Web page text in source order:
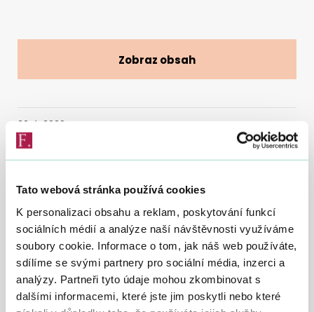
Tato webová stránka používá cookies
K personalizaci obsahu a reklam, poskytování funkcí
sociálních médií a analýze naší návštěvnosti využíváme
soubory cookie. Informace o tom, jak náš web používáte,
sdílíme se svými partnery pro sociální média, inzerci a
analýzy. Partneři tyto údaje mohou zkombinovat s
dalšími informacemi, které jste jim poskytli nebo které
22. 1. 2020
každoročně hlídat termín pro placení daně, si mohou
do pátku 31. ledna 2020požádat o placení daně
prostřednictvím SIPO.
Postačí, když v tomto termínu doručí na finanční úřad
Oznámení o placení daně z nemovitých věcí prostřednictvím
SIPOa doklad prokazující přidělení spojovacího čísla.
Zobraz obsah